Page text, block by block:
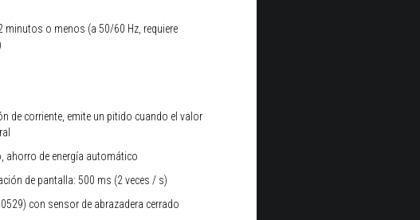
minutos o menos (a 50/60 Hz, requiere
de corriente, emite un pitido cuando el valor
ahorro de energía automático
de pantalla: 500 ms (2 veces / s)
con sensor de abrazadera cerrado